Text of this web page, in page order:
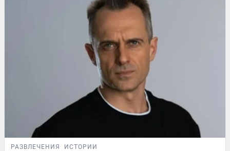
РАЗВЛЕЧЕНИЯ ИСТОРИИ